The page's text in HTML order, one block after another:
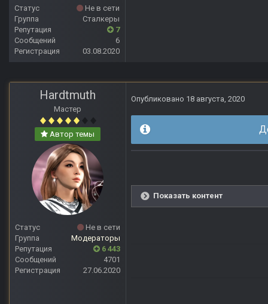
Статус
Не в сети
Группа
Сталкеры
Репутация
7
Сообщений
6
Регистрация
03.08.2020
Hardtmuth
Мастер
Автор темы
Статус
Не в сети
Группа
Модераторы
Репутация
6 443
Сообщений
4701
Регистрация
27.06.2020
Опубликовано 18 августа, 2020
Показать контент